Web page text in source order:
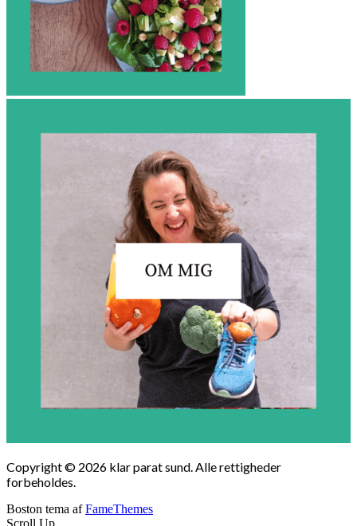
Copyright © 2026 klar parat sund. Alle rettigheder
forbeholdes.
Boston tema afFameThemes
Scroll Up